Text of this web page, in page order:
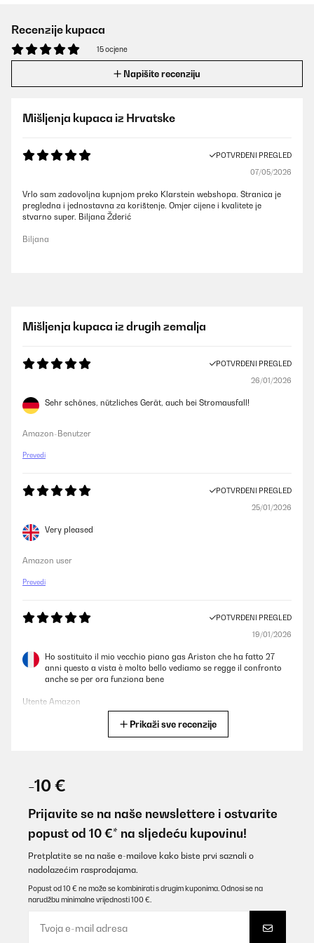
Recenzije kupaca
15 ocjene
Napišite recenziju
Mišljenja kupaca iz Hrvatske
POTVRĐENI PREGLED
07/05/2026
Vrlo sam zadovoljna kupnjom preko Klarstein webshopa. Stranica je
pregledna i jednostavna za korištenje. Omjer cijene i kvalitete je
stvarno super. Biljana Žderić
Biljana
Mišljenja kupaca iz drugih zemalja
POTVRĐENI PREGLED
26/01/2026
Sehr schönes, nützliches Gerät, auch bei Stromausfall!
Amazon-Benutzer
Prevedi
POTVRĐENI PREGLED
25/01/2026
Very pleased
Amazon user
Prevedi
POTVRĐENI PREGLED
19/01/2026
Ho sostituito il mio vecchio piano gas Ariston che ha fatto 27
anni questo a vista è molto bello vediamo se regge il confronto
anche se per ora funziona bene
Utente Amazon
Amazon-Benutzer
POTVRĐENI PREGLED
Top qualité, facile à installer et look mat très sympaEffet
légèrement scintillant de la vitre avec de la lumière directe
Prikaži sve recenzije
-10 €
Prijavite se na naše newslettere i ostvarite
popust od 10 €* na sljedeću kupovinu!
Pretplatite se na naše e-mailove kako biste prvi saznali o
nadolazećim rasprodajama.
Popust od 10 € ne može se kombinirati s drugim kuponima. Odnosi se na
narudžbu minimalne vrijednosti 100 €.